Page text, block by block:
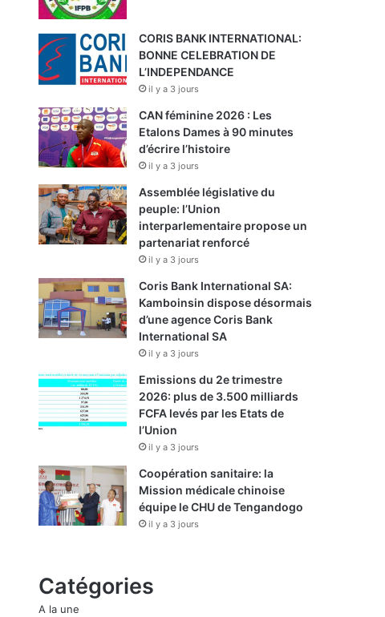
CORIS BANK INTERNATIONAL:
BONNE CELEBRATION DE
L’INDEPENDANCE
il y a 3 jours
CAN féminine 2026 : Les
Etalons Dames à 90 minutes
d’écrire l’histoire
il y a 3 jours
Assemblée législative du
peuple: l’Union
interparlementaire propose un
partenariat renforcé
il y a 3 jours
Coris Bank International SA:
Kamboinsin dispose désormais
d’une agence Coris Bank
International SA
il y a 3 jours
Emissions du 2e trimestre
2026: plus de 3.500 milliards
FCFA levés par les Etats de
l’Union
il y a 3 jours
Coopération sanitaire: la
Mission médicale chinoise
équipe le CHU de Tengandogo
il y a 3 jours
Catégories
A la une